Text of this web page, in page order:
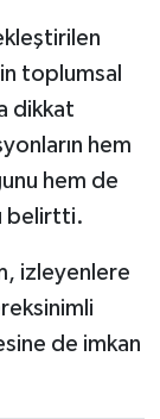
toplumsal
dikkat
hem
hem de
belirtti.
izleyenlere
de imkan